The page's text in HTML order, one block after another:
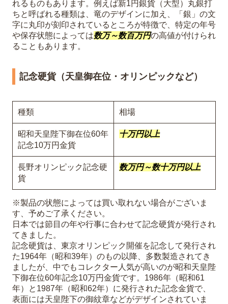
れるものもあります。例えば新1円銀貨（大型）丸銀打
ちと呼ばれる種類は、竜のデザインに加え、「銀」の文
字に丸印が刻印されているところが特徴で、特定の年号
や保存状態によっては数万～数百万円の高値が付けられ
ることもあります。
記念硬貨（天皇御在位・オリンピックなど）
種類 相場
昭和天皇陛下御在位60年
記念10万円金貨
十万円以上
長野オリンピック記念硬
貨
数万円～数十万円以上
※製品の状態によっては買い取れない場合がございま
す、予めご了承ください。
日本では節目の年や行事に合わせて記念硬貨が発行され
てきました。
記念硬貨は、東京オリンピック開催を記念して発行され
た1964年（昭和39年）のもの以降、多数製造されてき
ましたが、中でもコレクター人気が高いのが昭和天皇陛
下御在位60年記念10万円金貨です。1986年（昭和61
年）と1987年（昭和62年）に発行された記念金貨で、
表面には天皇陛下の御紋章などがデザインされていま